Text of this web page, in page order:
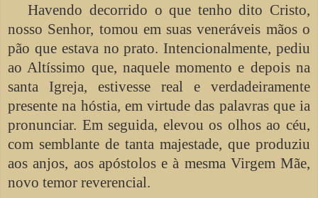
Havendo decorrido o que tenho dito Cristo,
nosso Senhor, tomou em suas veneráveis mãos o
pão que estava no prato. Intencionalmente, pediu
ao Altíssimo que, naquele momento e depois na
santa Igreja, estivesse real e verdadeiramente
presente na hóstia, em virtude das palavras que ia
pronunciar. Em seguida, elevou os olhos ao céu,
com semblante de tanta majestade, que produziu
aos anjos, aos apóstolos e à mesma Virgem Mãe,
novo temor reverencial.